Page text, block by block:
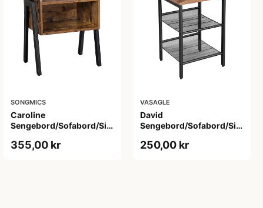
SONGMICS
Caroline
Sengebord/Sofabord/Sidebord
355,00 kr
VASAGLE
David
Sengebord/Sofabord/
250,00 kr